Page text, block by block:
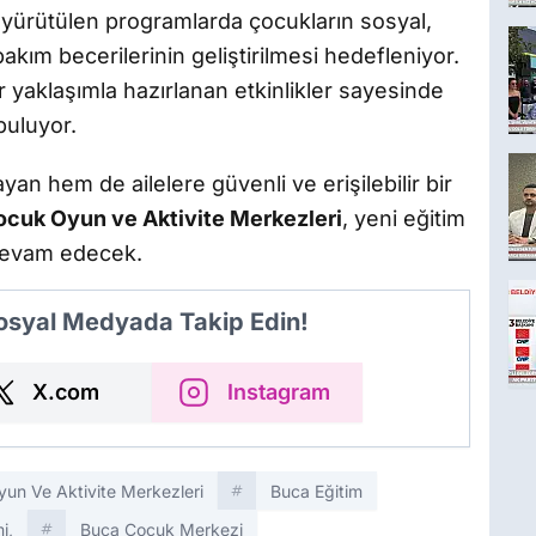
programlarda çocukların sosyal,
becerilerinin geliştirilmesi hedefleniyor.
yaklaşımla hazırlanan etkinlikler sayesinde
hem de ailelere güvenli ve erişilebilir bir
Oyun ve Aktivite Merkezleri, yeni eğitim
edecek.
Medyada Takip Edin!
X.com Instagram
Ve Aktivite Merkezleri
Buca Eğitim
Buca Çocuk Merkezi